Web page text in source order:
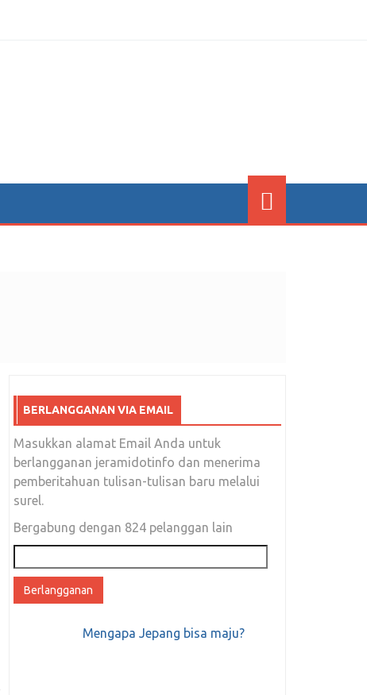
BERLANGGANAN VIA EMAIL
Masukkan alamat Email Anda untuk
berlangganan jeramidotinfo dan menerima
pemberitahuan tulisan-tulisan baru melalui
surel.
Bergabung dengan 824 pelanggan lain
email
Mengapa Jepang bisa maju?